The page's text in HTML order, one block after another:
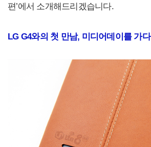
편’에서 소개해드리겠습니다.
LG G4와의 첫 만남, 미디어데이를 가다